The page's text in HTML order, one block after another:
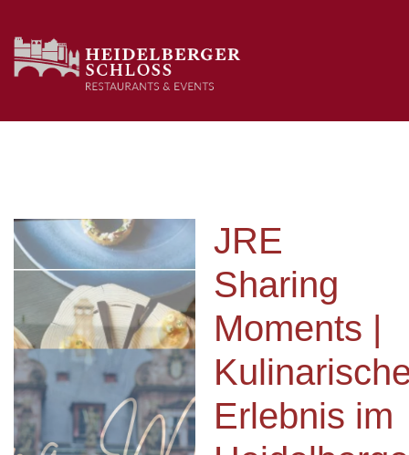
JRE
Sharing
Moments |
Erlebnis im